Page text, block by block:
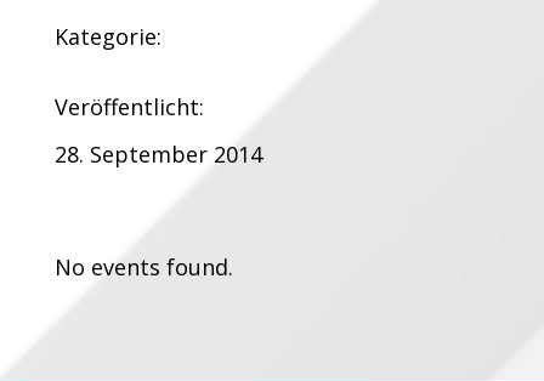
Kategorie:
Veröffentlicht:
28. September 2014
No events found.